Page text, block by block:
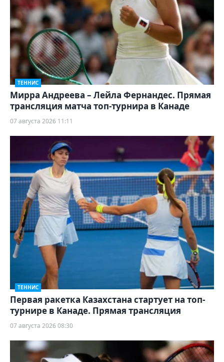
ТЕННИС
Мирра Андреева – Лейла Фернандес. Прямая
трансляция матча топ-турнира в Канаде
07 августа 2026 11:11
ТЕННИС
Первая ракетка Казахстана стартует на топ-
турнире в Канаде. Прямая трансляция
07 августа 2026 08:30